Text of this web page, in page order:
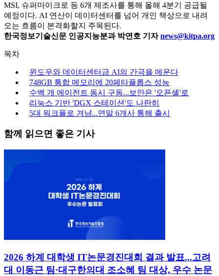
MSI, 슈퍼마이크로 등 6개 제조사를 통해 올해 4분기 공급될
예정이다. AI 연산이 데이터센터를 넘어 개인 책상으로 내려
오는 흐름이 본격화할지 주목된다.
한국정보기술신문 인공지능분과 박연호 기자news@kitpa.org
목차
윈도우와 데이터센터급 AI의 간극을 메운다
748GB 통합 메모리에 20페타플롭스 성능
수백 개 에이전트 동시 구동...보안은 '오픈셸'로
리눅스 기반 'DGX 스테이션'도 나란히
5대 워크플로 겨냥...연말 6개사 통해 출시
함께 읽으면 좋은 기사
2026 하계 대학생 IT논문경진대회 결과 발표...고려
대 이동근 팀·대구한의대 조소혜 팀 대상, 우수 논문